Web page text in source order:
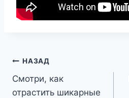
Навигация
по
НАЗАД
Смотри, как
отрастить шикарные